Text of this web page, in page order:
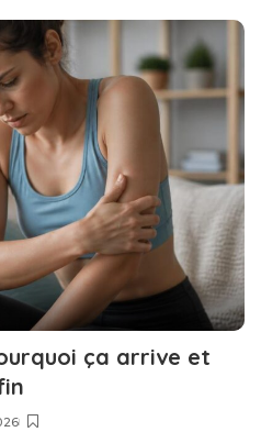
ça arrive et